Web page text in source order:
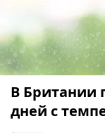
В Британии
дней с